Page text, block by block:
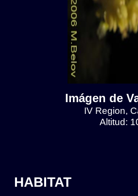
Imágen de
IV Region,
Altitud:
HABITAT